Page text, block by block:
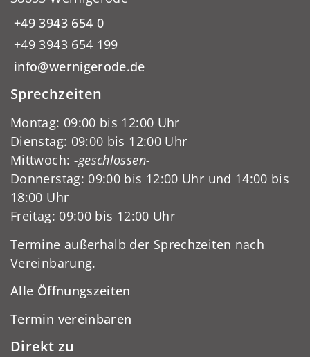
+49 3943 654 0
+49 3943 654 199
info@wernigerode.de
Sprechzeiten
Montag: 09:00 bis 12:00 Uhr
Dienstag: 09:00 bis 12:00 Uhr
Mittwoch: -geschlossen-
Donnerstag: 09:00 bis 12:00 Uhr und 14:00 bis
18:00 Uhr
Freitag: 09:00 bis 12:00 Uhr
Termine außerhalb der Sprechzeiten nach
Vereinbarung.
Alle Öffnungszeiten
Termin vereinbaren
Direkt zu